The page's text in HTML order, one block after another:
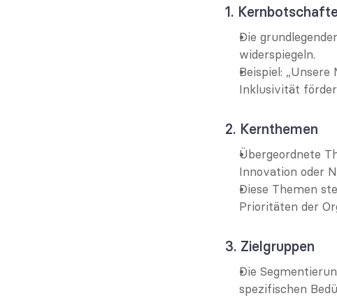
1.
Die
widerspiegeln.
Beispiel:
Inklusivität
2. Kernthemen
Übergeordnete
Innovation oder
Diese Themen
Prioritäten der
3. Zielgruppen
Die
spezifischen